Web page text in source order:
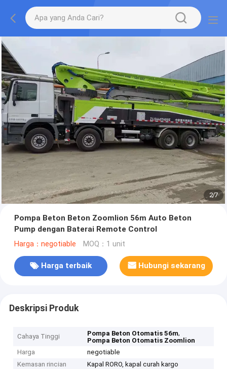
2/7
Pompa Beton Beton Zoomlion 56m Auto Beton
Pump dengan Baterai Remote Control
Harga：negotiable MOQ：1 unit
Harga terbaik Hubungi sekarang
Deskripsi Produk
Cahaya Tinggi Pompa Beton Otomatis 56m,
Pompa Beton Otomatis Zoomlion
Harga
negotiable
Kemasan rincian
Kapal RORO, kapal curah kargo